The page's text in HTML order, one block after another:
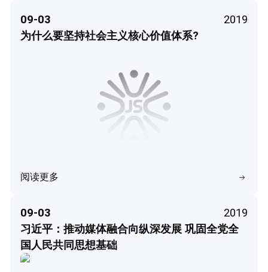
09-03
2019
为什么要坚持社会主义核心价值体系?
阅读更多
09-03
2019
习近平：推动媒体融合向纵深发展 巩固全党全
国人民共同思想基础